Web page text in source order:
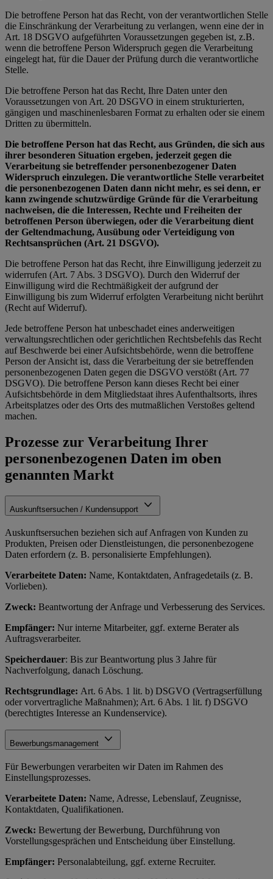
Die betroffene Person hat das Recht, von der verantwortlichen Stelle
die Einschränkung der Verarbeitung zu verlangen, wenn eine der in
Art. 18 DSGVO aufgeführten Voraussetzungen gegeben ist, z.B.
wenn die betroffene Person Widerspruch gegen die Verarbeitung
eingelegt hat, für die Dauer der Prüfung durch die verantwortliche
Stelle.
Die betroffene Person hat das Recht, Ihre Daten unter den
Voraussetzungen von Art. 20 DSGVO in einem strukturierten,
gängigen und maschinenlesbaren Format zu erhalten oder sie einem
Dritten zu übermitteln.
Die betroffene Person hat das Recht, aus Gründen, die sich aus
ihrer besonderen Situation ergeben, jederzeit gegen die
Verarbeitung sie betreffender personenbezogener Daten
Widerspruch einzulegen. Die verantwortliche Stelle verarbeitet
die personenbezogenen Daten dann nicht mehr, es sei denn, er
kann zwingende schutzwürdige Gründe für die Verarbeitung
nachweisen, die die Interessen, Rechte und Freiheiten der
betroffenen Person überwiegen, oder die Verarbeitung dient
der Geltendmachung, Ausübung oder Verteidigung von
Rechtsansprüchen (Art. 21 DSGVO).
Die betroffene Person hat das Recht, ihre Einwilligung jederzeit zu
widerrufen (Art. 7 Abs. 3 DSGVO). Durch den Widerruf der
Einwilligung wird die Rechtmäßigkeit der aufgrund der
Einwilligung bis zum Widerruf erfolgten Verarbeitung nicht berührt
(Recht auf Widerruf).
Jede betroffene Person hat unbeschadet eines anderweitigen
verwaltungsrechtlichen oder gerichtlichen Rechtsbefehls das Recht
auf Beschwerde bei einer Aufsichtsbehörde, wenn die betroffene
Person der Ansicht ist, dass die Verarbeitung der sie betreffenden
personenbezogenen Daten gegen die DSGVO verstößt (Art. 77
DSGVO). Die betroffene Person kann dieses Recht bei einer
Aufsichtsbehörde in dem Mitgliedstaat ihres Aufenthaltsorts, ihres
Arbeitsplatzes oder des Orts des mutmaßlichen Verstoßes geltend
machen.
Prozesse zur Verarbeitung Ihrer
personenbezogenen Daten im oben
genannten Markt
Auskunftsersuchen / Kundensupport
Auskunftsersuchen beziehen sich auf Anfragen von Kunden zu
Produkten, Preisen oder Dienstleistungen, die personenbezogene
Daten erfordern (z. B. personalisierte Empfehlungen).
Verarbeitete Daten: Name, Kontaktdaten, Anfragedetails (z. B.
Vorlieben).
Zweck: Beantwortung der Anfrage und Verbesserung des Services.
Empfänger: Nur interne Mitarbeiter, ggf. externe Berater als
Auftragsverarbeiter.
Speicherdauer: Bis zur Beantwortung plus 3 Jahre für
Nachverfolgung, danach Löschung.
Rechtsgrundlage: Art. 6 Abs. 1 lit. b) DSGVO (Vertragserfüllung
oder vorvertragliche Maßnahmen); Art. 6 Abs. 1 lit. f) DSGVO
(berechtigtes Interesse an Kundenservice).
Bewerbungsmanagement
Für Bewerbungen verarbeiten wir Daten im Rahmen des
Einstellungsprozesses.
Verarbeitete Daten: Name, Adresse, Lebenslauf, Zeugnisse,
Kontaktdaten, Qualifikationen.
Zweck: Bewertung der Bewerbung, Durchführung von
Vorstellungsgesprächen und Entscheidung über Einstellung.
Empfänger: Personalabteilung, ggf. externe Recruiter.